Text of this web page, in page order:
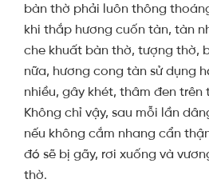
bàn thờ phải luôn thông
khi thắp hương cuốn tàn, tàn
che khuất bàn thờ, tượng thờ,
nữa, hương cong tàn sử dụng
nhiều, gây khét, thâm đen trên
Không chỉ vậy, sau mỗi lần
nếu không cắm nhang cẩn
đó sẽ bị gãy, rơi xuống và
thờ.